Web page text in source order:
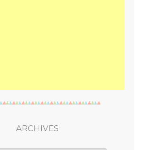
ARCHIVES